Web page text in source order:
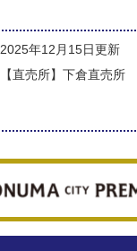
2025年12月15日更新
【直売所】下倉直売所